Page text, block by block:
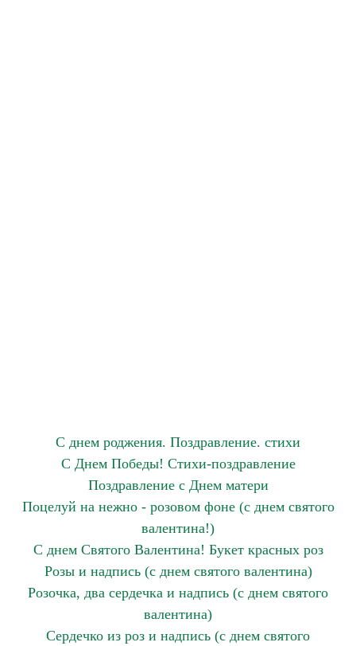
С днем роджения. Поздравление. стихи
С Днем Победы! Стихи-поздравление
Поздравление с Днем матери
Поцелуй на нежно - розовом фоне (с днем святого
валентина!)
С днем Святого Валентина! Букет красных роз
Розы и надпись (с днем святого валентина)
Розочка, два сердечка и надпись (с днем святого
валентина)
Сердечко из роз и надпись (с днем святого